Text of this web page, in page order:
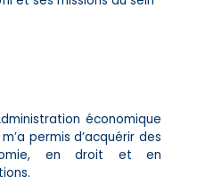
économique
permis d’acquérir des
en droit et en